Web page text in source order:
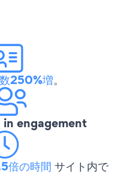
250%増。
in engagement
倍の時間 サイト内で